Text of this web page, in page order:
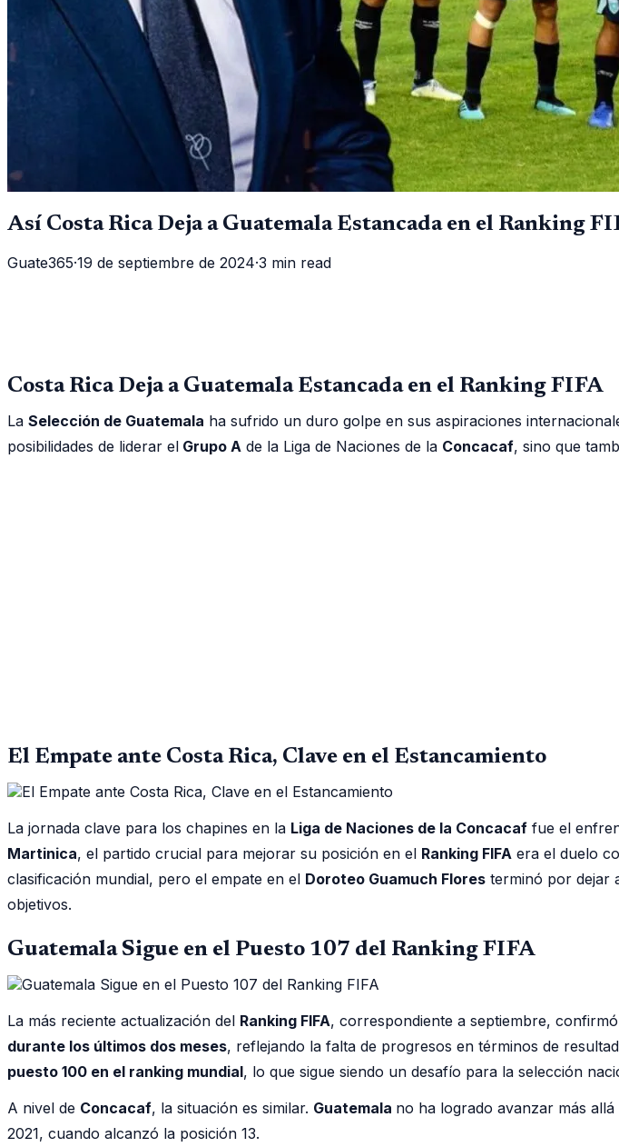
Así Costa Rica Deja a Guatemala Estancada en el Ranking
Guate365·19 de septiembre de 2024·3 min read
Costa Rica Deja a Guatemala Estancada en el Ranking FIFA
La Selección de Guatemala ha sufrido un duro golpe en sus aspiraciones
posibilidades de liderar el Grupo A de la Liga de Naciones de la Concacaf, sino que
El Empate ante Costa Rica, Clave en el Estancamiento
La jornada clave para los chapines en la Liga de Naciones de la Concacaf fue el
Martinica, el partido crucial para mejorar su posición en el Ranking FIFA era el duelo
clasificación mundial, pero el empate en el Doroteo Guamuch Flores terminó por dejar
objetivos.
Guatemala Sigue en el Puesto 107 del Ranking FIFA
La más reciente actualización del Ranking FIFA, correspondiente a septiembre,
durante los últimos dos meses, reflejando la falta de progresos en términos de
puesto 100 en el ranking mundial, lo que sigue siendo un desafío para la selección
A nivel de Concacaf, la situación es similar. Guatemala no ha logrado avanzar más
2021, cuando alcanzó la posición 13.